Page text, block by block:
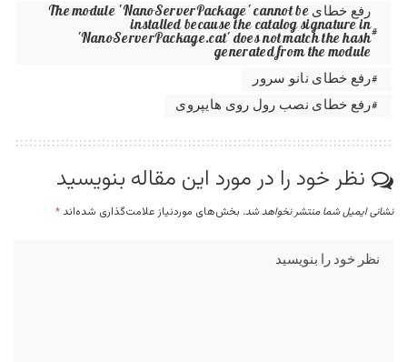
رفع خطای The module 'NanoServerPackage' cannot be
installed because the catalog signature in
'NanoServerPackage.cat' does not match the hash
generated from the module
رفع خطای نانو سرور
رفع خطای نصب رول روی هایپروی
نظر خود را در مورد این مقاله بنویسید
نشانی ایمیل شما منتشر نخواهد شد. بخش‌های موردنیاز علامت‌گذاری شده‌اند *